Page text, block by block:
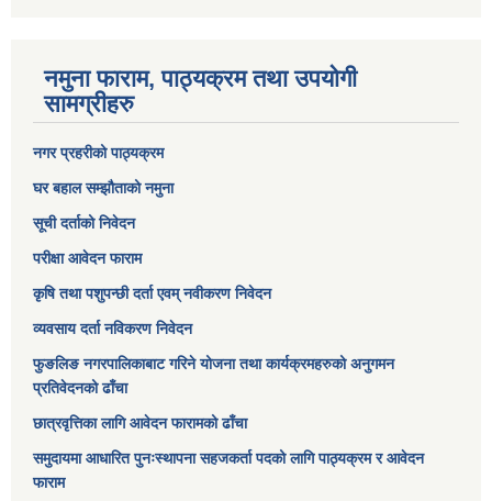
नमुना फाराम, पाठ्यक्रम तथा उपयोगी
सामग्रीहरु
नगर प्रहरीको पाठ्यक्रम
घर बहाल सम्झौताको नमुना
सूची दर्ताको निवेदन
परीक्षा आवेदन फाराम
कृषि तथा पशुपन्छी दर्ता एवम् नवीकरण निवेदन
व्यवसाय दर्ता नविकरण निवेदन
फुङलिङ नगरपालिकाबाट गरिने योजना तथा कार्यक्रमहरुको अनुगमन
प्रतिवेदनको ढाँचा
छात्रवृत्तिका लागि आवेदन फारामको ढाँचा
समुदायमा आधारित पुनःस्थापना सहजकर्ता पदको लागि पाठ्यक्रम र आवेदन
फाराम